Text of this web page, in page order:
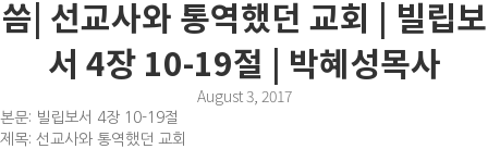
씀| 선교사와 통역했던 교회 | 빌립보
서 4장 10-19절 | 박혜성목사
August 3, 2017
본문: 빌립보서 4장 10-19절
제목: 선교사와 통역했던 교회